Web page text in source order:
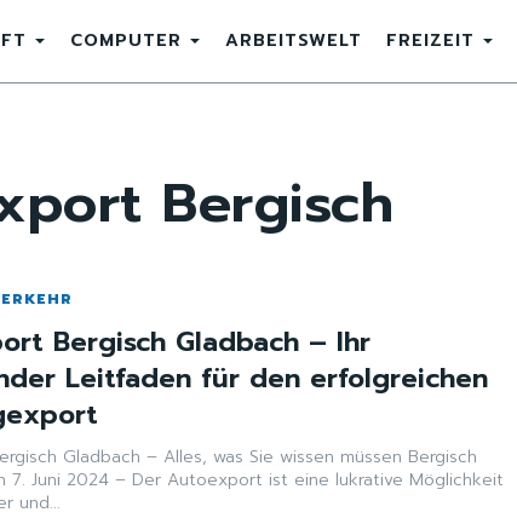
COMPUTER ARBEITSWELT FREIZEIT
Bergisch
Bergisch Gladbach – Ihr
Leitfaden für den erfolgreichen
Gladbach – Alles, was Sie wissen müssen Bergisch
7. Juni 2024 – Der Autoexport ist eine lukrative Möglichkeit
und...